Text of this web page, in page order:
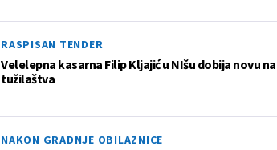
RASPISAN TENDER
Velelepna kasarna Filip Kljajić u NIšu dobija novu
tužilaštva
NAKON GRADNJE OBILAZNICE